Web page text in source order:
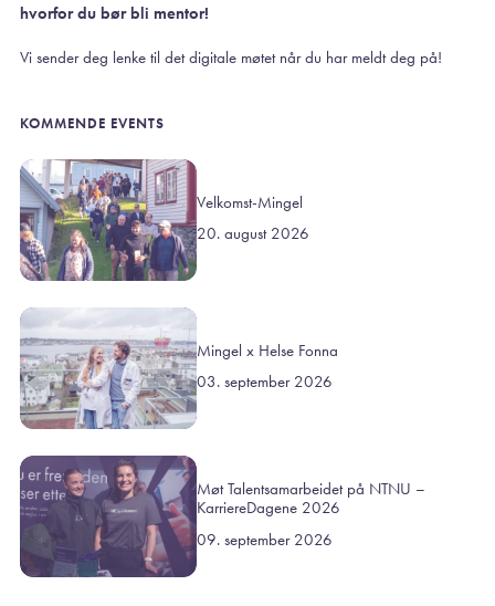
hvorfor du bør bli mentor!
Vi sender deg lenke til det digitale møtet når du har meldt deg på!
KOMMENDE EVENTS
Velkomst-Mingel
20. august 2026
Mingel x Helse Fonna
03. september 2026
Møt Talentsamarbeidet på NTNU –
KarriereDagene 2026
09. september 2026